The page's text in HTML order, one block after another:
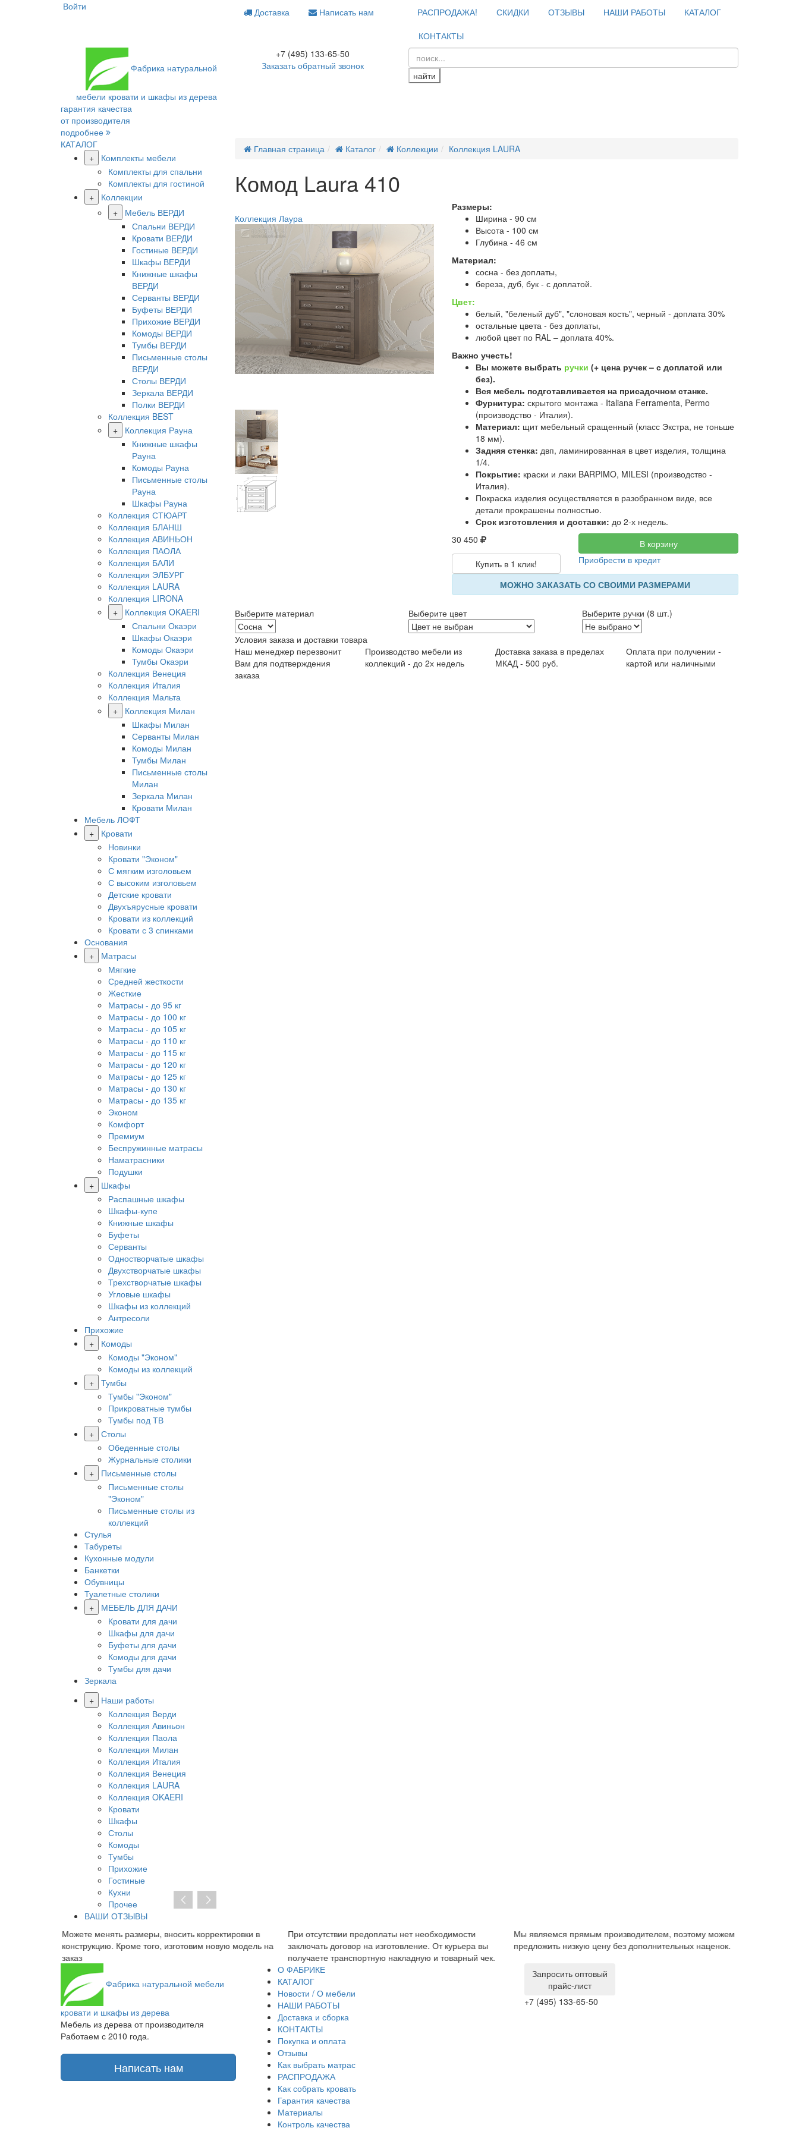
Войти Доставка Написать нам РАСПРОДАЖА! СКИДКИ ОТЗЫВЫ НАШИ РАБОТЫ
КАТАЛОГ
КОНТАКТЫ
Фабрика натуральной
мебели кровати и шкафы из дерева
+7 (495) 133-65-50
Заказать обратный звонок
найти
гарантия качества
от производителя
подробнее
КАТАЛОГ
+
Комплекты мебели
Комплекты для спальни
Комплекты для гостиной
+
Коллекции
+
Мебель ВЕРДИ
Спальни ВЕРДИ
Кровати ВЕРДИ
Гостиные ВЕРДИ
Шкафы ВЕРДИ
Книжные шкафы
ВЕРДИ
Серванты ВЕРДИ
Буфеты ВЕРДИ
Прихожие ВЕРДИ
Комоды ВЕРДИ
Тумбы ВЕРДИ
Письменные столы
ВЕРДИ
Столы ВЕРДИ
Зеркала ВЕРДИ
Полки ВЕРДИ
Коллекция BEST
+
Коллекция Рауна
Книжные шкафы
Рауна
Комоды Рауна
Письменные столы
Рауна
Шкафы Рауна
Коллекция СТЮАРТ
Коллекция БЛАНШ
Коллекция АВИНЬОН
Коллекция ПАОЛА
Коллекция БАЛИ
Коллекция ЭЛБУРГ
Коллекция LAURA
Коллекция LIRONA
+
Коллекция OKAERI
Спальни Окаэри
Шкафы Окаэри
Комоды Окаэри
Тумбы Окаэри
Коллекция Венеция
Коллекция Италия
Коллекция Мальта
+
Коллекция Милан
Шкафы Милан
Серванты Милан
Комоды Милан
Тумбы Милан
Письменные столы
Милан
Зеркала Милан
Кровати Милан
Мебель ЛОФТ
+
Кровати
Новинки
Кровати "Эконом"
С мягким изголовьем
С высоким изголовьем
Детские кровати
Двухъярусные кровати
Кровати из коллекций
Кровати с 3 спинками
Основания
+
Матрасы
Мягкие
Средней жесткости
Жесткие
Матрасы - до 95 кг
Матрасы - до 100 кг
Матрасы - до 105 кг
Матрасы - до 110 кг
Матрасы - до 115 кг
Матрасы - до 120 кг
Матрасы - до 125 кг
Матрасы - до 130 кг
Матрасы - до 135 кг
Эконом
Комфорт
Премиум
Беспружинные матрасы
Наматрасники
Подушки
+
Шкафы
Распашные шкафы
Шкафы-купе
Книжные шкафы
Буфеты
Серванты
Одностворчатые шкафы
Двухстворчатые шкафы
Трехстворчатые шкафы
Угловые шкафы
Шкафы из коллекций
Антресоли
Прихожие
+
Комоды
Комоды "Эконом"
Комоды из коллекций
+ Тумбы
Тумбы "Эконом"
Прикроватные тумбы
Тумбы под ТВ
+ Столы
Обеденные столы
Журнальные столики
+
Письменные столы
Письменные столы
"Эконом"
Письменные столы из
коллекций
Стулья
Табуреты
Кухонные модули
Банкетки
Обувницы
Туалетные столики
+
МЕБЕЛЬ ДЛЯ ДАЧИ
Кровати для дачи
Шкафы для дачи
Буфеты для дачи
Комоды для дачи
Тумбы для дачи
Зеркала
+
Наши работы
Коллекция Верди
Коллекция Авиньон
Коллекция Паола
Коллекция Милан
Коллекция Италия
Коллекция Венеция
Коллекция LAURA
Коллекция OKAERI
Кровати
Шкафы
Столы
Комоды
Тумбы
Прихожие
Гостиные
Кухни
Прочее
ВАШИ ОТЗЫВЫ
Главная страница Каталог Коллекции Коллекция LAURA
Комод Laura 410
Коллекция Лаура
Размеры:
Ширина - 90 см
Высота - 100 см
Глубина - 46 см
Материал:
сосна - без доплаты,
береза, дуб, бук - с доплатой.
Цвет:
белый, "беленый дуб", "слоновая кость", черный - доплата 30%
остальные цвета - без доплаты,
любой цвет по RAL – доплата 40%.
Важно учесть!
Вы можете выбрать ручки (+ цена ручек – с доплатой или
без).
Вся мебель подготавливается на присадочном станке.
Фурнитура: скрытого монтажа - Italiana Ferramenta, Permo
(производство - Италия).
Материал: щит мебельный сращенный (класс Экстра, не тоньше
18 мм).
Задняя стенка: двп, ламинированная в цвет изделия, толщина
1/4.
Покрытие: краски и лаки BARPIMO, MILESI (производство -
Италия).
Покраска изделия осуществляется в разобранном виде, все
детали прокрашены полностью.
Срок изготовления и доставки: до 2-х недель.
30 450
В корзину
Купить в 1 клик!
Приобрести в кредит
МОЖНО ЗАКАЗАТЬ СО СВОИМИ РАЗМЕРАМИ
Выберите материал Выберите цвет Выберите ручки (8 шт.)
Условия заказа и доставки товара
Наш менеджер перезвонит
Вам для подтверждения
заказа
Производство мебели из
коллекций - до 2х недель
Доставка заказа в пределах
МКАД - 500 руб.
Оплата при получении -
картой или наличными
Можете менять размеры, вносить корректировки в
конструкцию. Кроме того, изготовим новую модель на
заказ
При отсутствии предоплаты нет необходимости
заключать договор на изготовление. От курьера вы
получаете транспортную накладную и товарный чек.
Мы являемся прямым производителем, поэтому можем
предложить низкую цену без дополнительных наценок.
Фабрика натуральной мебели
кровати и шкафы из дерева
Мебель из дерева от производителя
Работаем с 2010 года.
Написать нам
О ФАБРИКЕ
КАТАЛОГ
Новости / О мебели
НАШИ РАБОТЫ
Доставка и сборка
КОНТАКТЫ
Покупка и оплата
Отзывы
Как выбрать матрас
РАСПРОДАЖА
Как собрать кровать
Гарантия качества
Материалы
Контроль качества
Запросить оптовый
прайс-лист
+7 (495) 133-65-50